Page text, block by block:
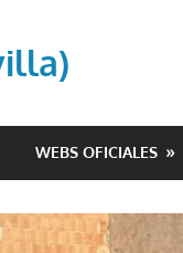
WEBS OFICIALES